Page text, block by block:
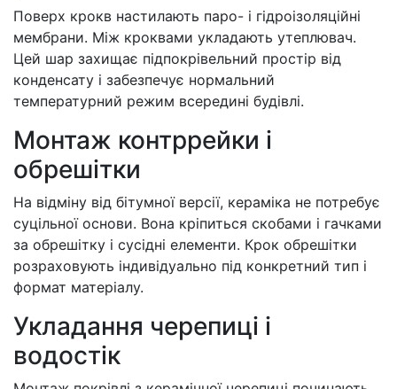
Поверх крокв настилають паро- і гідроізоляційні
мембрани. Між кроквами укладають утеплювач.
Цей шар захищає підпокрівельний простір від
конденсату і забезпечує нормальний
температурний режим всередині будівлі.
Монтаж контррейки і
обрешітки
На відміну від бітумної версії, кераміка не потребує
суцільної основи. Вона кріпиться скобами і гачками
за обрешітку і сусідні елементи. Крок обрешітки
розраховують індивідуально під конкретний тип і
формат матеріалу.
Укладання черепиці і
водостік